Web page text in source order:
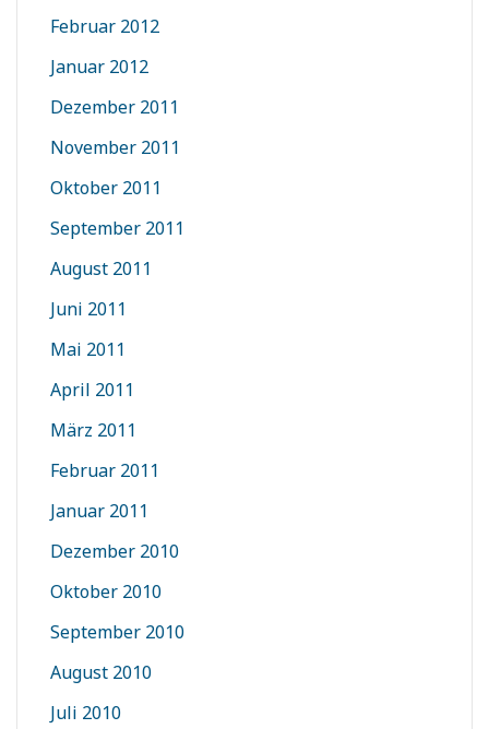
Februar 2012
Januar 2012
Dezember 2011
November 2011
Oktober 2011
September 2011
August 2011
Juni 2011
Mai 2011
April 2011
März 2011
Februar 2011
Januar 2011
Dezember 2010
Oktober 2010
September 2010
August 2010
Juli 2010